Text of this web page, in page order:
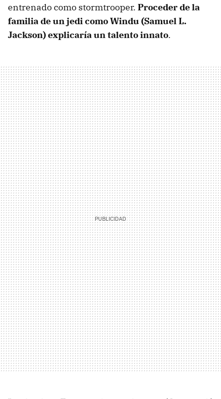
entrenado como stormtrooper. Proceder de la
familia de un jedi como Windu (Samuel L.
Jackson) explicaría un talento innato.